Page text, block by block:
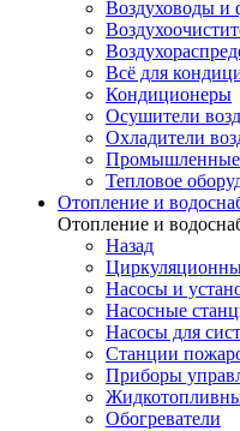
Воздуховоды и
Всё для
Кондиционеры
Осушители
Охладители
Промышленные
Тепловое
Отопление и
Отопление и
Назад
Насосы и
Насосные
Насосы для
Станции
Приборы
Обогреватели